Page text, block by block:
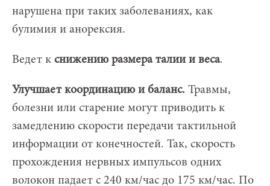
нарушена при таких заболеваниях, как
булимия и анорексия.
Ведет к снижению размера талии и веса.
Улучшает координацию и баланс. Травмы,
болезни или старение могут приводить к
замедлению скорости передачи тактильной
информации от конечностей. Так, скорость
прохождения нервных импульсов одних
волокон падает с 240 км/час до 175 км/час. По